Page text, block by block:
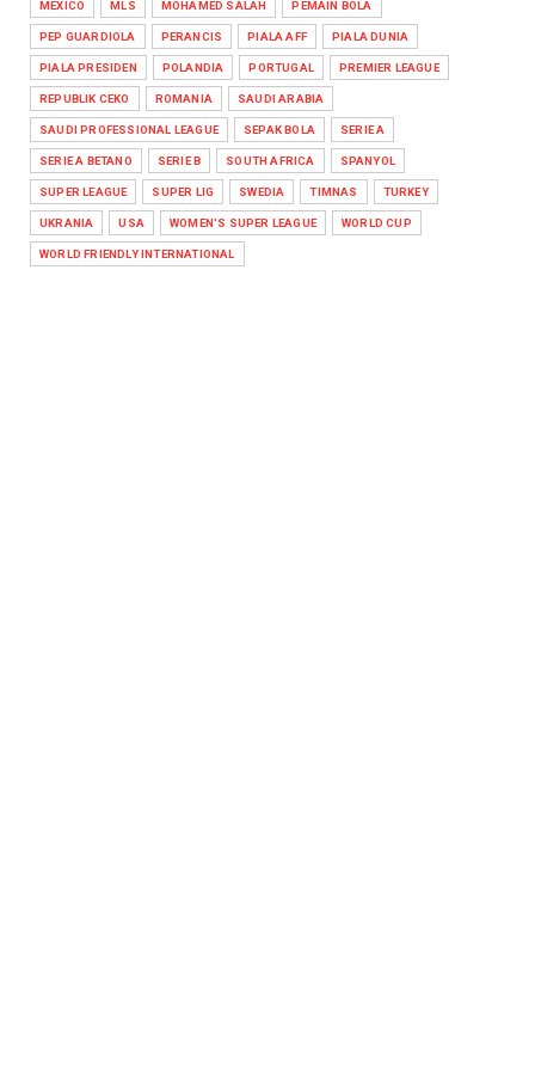
MEXICO MLS MOHAMED SALAH PEMAIN BOLA
PEP GUARDIOLA PERANCIS PIALA AFF PIALA DUNIA
PIALA PRESIDEN POLANDIA PORTUGAL PREMIER LEAGUE
REPUBLIK CEKO ROMANIA SAUDI ARABIA
SAUDI PROFESSIONAL LEAGUE SEPAK BOLA SERIE A
SERIE A BETANO SERIE B SOUTH AFRICA SPANYOL
SUPER LEAGUE SUPER LIG SWEDIA TIMNAS TURKEY
UKRANIA USA WOMEN'S SUPER LEAGUE WORLD CUP
WORLD FRIENDLY INTERNATIONAL